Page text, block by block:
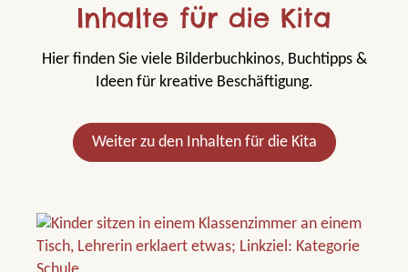
Inhalte für die Kita
Hier finden Sie viele Bilderbuchkinos, Buchtipps &
Ideen für kreative Beschäftigung.
Weiter zu den Inhalten für die Kita